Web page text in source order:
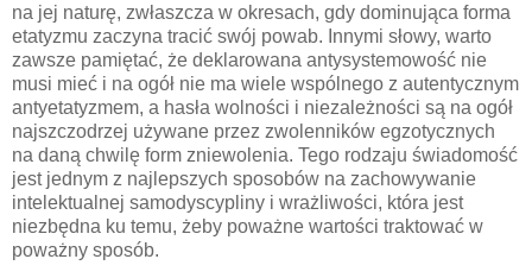
na jej naturę, zwłaszcza w okresach, gdy dominująca forma
etatyzmu zaczyna tracić swój powab. Innymi słowy, warto
zawsze pamiętać, że deklarowana antysystemowość nie
musi mieć i na ogół nie ma wiele wspólnego z autentycznym
antyetatyzmem, a hasła wolności i niezależności są na ogół
najszczodrzej używane przez zwolenników egzotycznych
na daną chwilę form zniewolenia. Tego rodzaju świadomość
jest jednym z najlepszych sposobów na zachowywanie
intelektualnej samodyscypliny i wrażliwości, która jest
niezbędna ku temu, żeby poważne wartości traktować w
poważny sposób.